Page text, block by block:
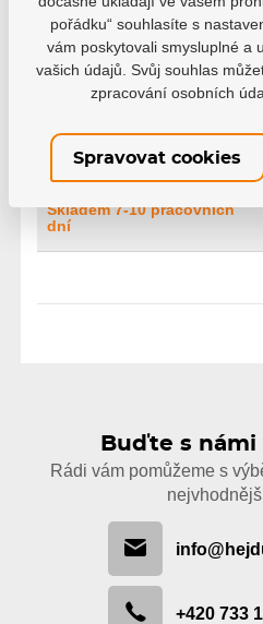
4x-3x, 100-80, 243mm,
EAN: 4260726261413
Skladem 7-10 pracovních
dní
Buďte s
Rádi vám pomůžeme s
+420 733
pořádku“ souhlasíte s
vám poskytovali smysluplné a
vašich údajů. Svůj souhlas
zpracování osobních
Spravovat cookies